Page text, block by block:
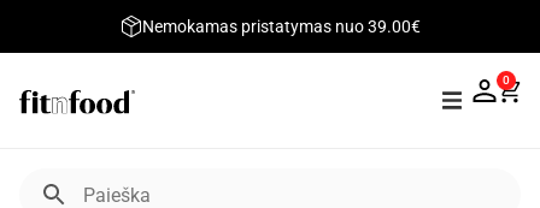
Nemokamas pristatymas nuo 39.00€
0